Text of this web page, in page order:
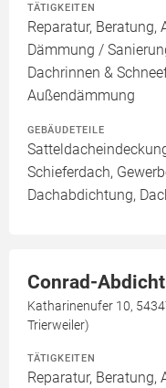
TÄTIGKEITEN
Reparatur, Beratung,
Dämmung /
Dachrinnen &
Außendämmung
GEBÄUDETEILE
Schieferdach,
Dachabdichtung,
Conrad-
Katharinenufer 10,
Trierweiler)
TÄTIGKEITEN
Reparatur, Beratung,